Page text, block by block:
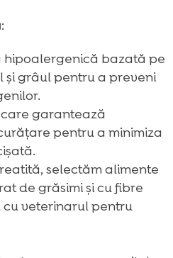
:
bazată pe
și grâul pentru a preveni
garantează
pentru a minimiza
selectăm alimente
de grăsimi și cu fibre
veterinarul pentru